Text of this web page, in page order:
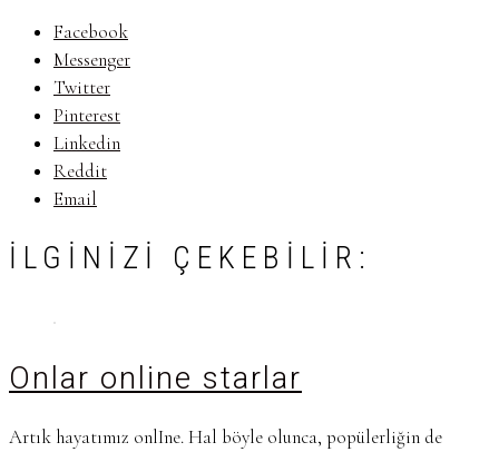
Facebook
Messenger
Twitter
Pinterest
Linkedin
Reddit
Email
İLGINIZI ÇEKEBILIR:
Onlar online starlar
Artık hayatımız onlIne. Hal böyle olunca, popülerliğin de